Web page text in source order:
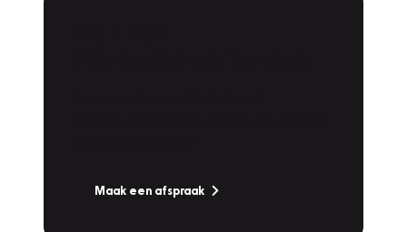
Maak een afspraak